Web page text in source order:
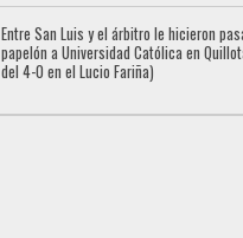
Entre San Luis y el árbitro le hicieron
papelón a Universidad Católica en
del 4-0 en el Lucio Fariña)